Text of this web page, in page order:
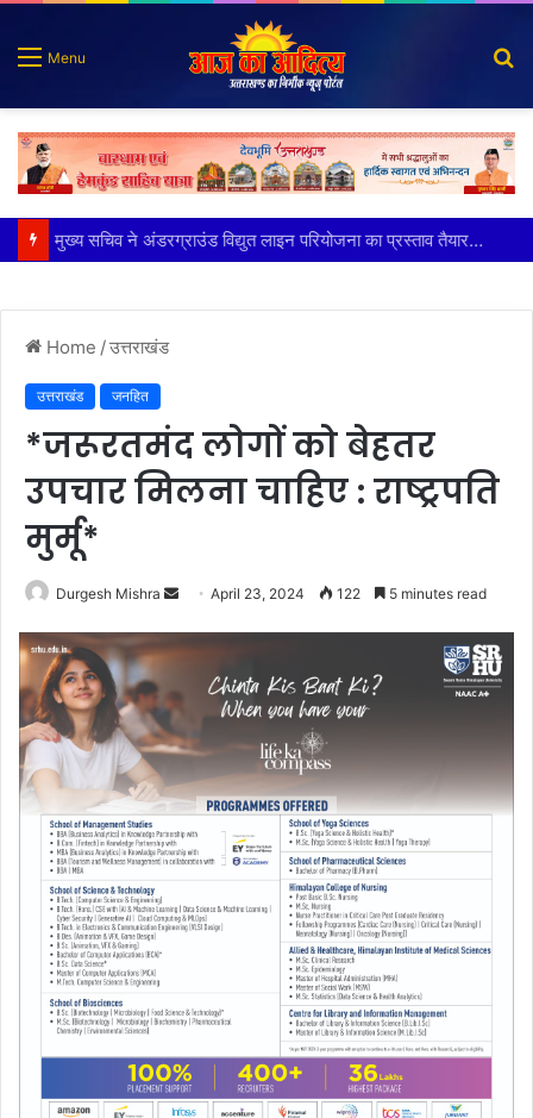
Menu
मुख्य सचिव ने अंडरग्राउंड विद्युत लाइन परियोजना का प्रस्ताव तैयार करने के दिये निर्देश
Home /उत्तराखंड
उत्तराखंड जनहित
*जरूरतमंद लोगों को बेहतर
उपचार मिलना चाहिए : राष्ट्रपति
मुर्मू*
Durgesh Mishra
Send
email
April 23, 2024 122 5 minutes read